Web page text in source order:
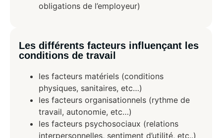
obligations de l’employeur)
Les différents facteurs influençant les
conditions de travail
les facteurs matériels (conditions
physiques, sanitaires, etc…)
les facteurs organisationnels (rythme de
travail, autonomie, etc…)
les facteurs psychosociaux (relations
interpersonnelles, sentiment d’utilité, etc..)